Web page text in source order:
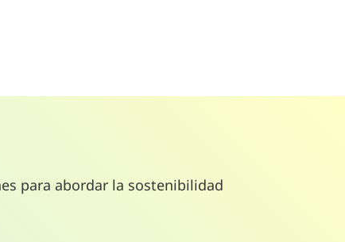
para abordar la sostenibilidad